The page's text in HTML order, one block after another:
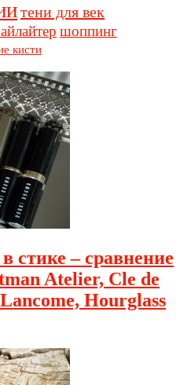
тени для век
шоппинг
кисти
стике – сравнение
Atelier, Cle de
Hourglass